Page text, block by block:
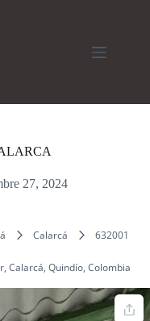
27, 2024
Calarcá 632001
Calarcá, Quindío, Colombia